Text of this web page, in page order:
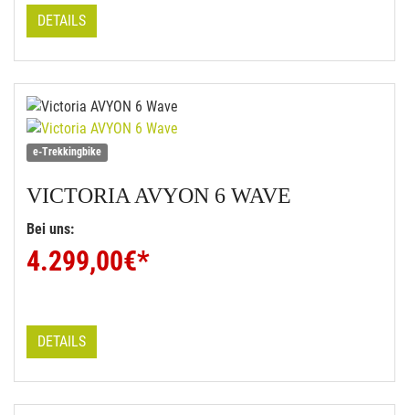
DETAILS
e-Trekkingbike
VICTORIA AVYON 6 WAVE
Bei uns:
4.299,00€*
DETAILS